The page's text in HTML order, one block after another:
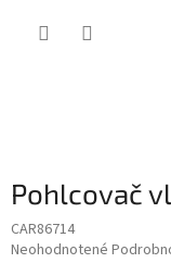
Pohlcovač
CAR86714
Priemerné
Neohodnotené